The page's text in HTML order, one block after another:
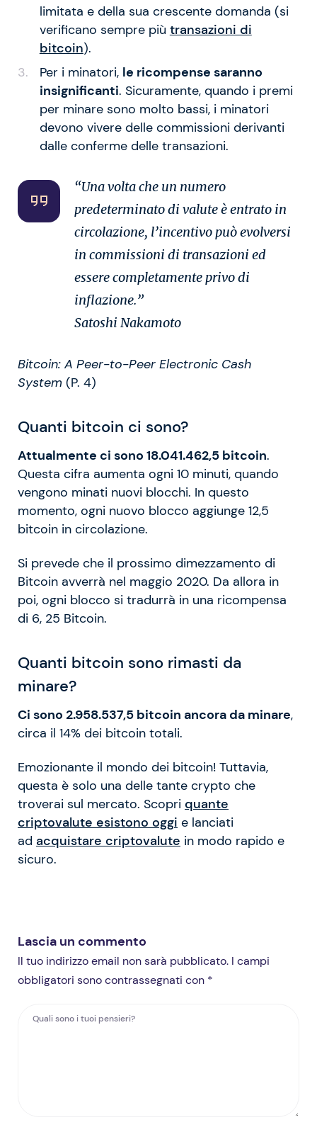
limitata e della sua crescente domanda (si
verificano sempre più transazioni di
bitcoin).
Per i minatori, le ricompense saranno
insignificanti. Sicuramente, quando i premi
per minare sono molto bassi, i minatori
devono vivere delle commissioni derivanti
dalle conferme delle transazioni.
“Una volta che un numero
predeterminato di valute è entrato in
circolazione, l’incentivo può evolversi
in commissioni di transazioni ed
essere completamente privo di
inflazione.”
Satoshi Nakamoto
Bitcoin: A Peer-to-Peer Electronic Cash
System (P. 4)
Quanti bitcoin ci sono?
Attualmente ci sono 18.041.462,5 bitcoin.
Questa cifra aumenta ogni 10 minuti, quando
vengono minati nuovi blocchi. In questo
momento, ogni nuovo blocco aggiunge 12,5
bitcoin in circolazione.
Si prevede che il prossimo dimezzamento di
Bitcoin avverrà nel maggio 2020. Da allora in
poi, ogni blocco si tradurrà in una ricompensa
di 6, 25 Bitcoin.
Quanti bitcoin sono rimasti da
minare?
Ci sono 2.958.537,5 bitcoin ancora da minare,
circa il 14% dei bitcoin totali.
Emozionante il mondo dei bitcoin! Tuttavia,
questa è solo una delle tante crypto che
troverai sul mercato. Scopri quante
criptovalute esistono oggi e lanciati
ad acquistare criptovalute in modo rapido e
sicuro.
Lascia un commento
Il tuo indirizzo email non sarà pubblicato. I campi
obbligatori sono contrassegnati con *